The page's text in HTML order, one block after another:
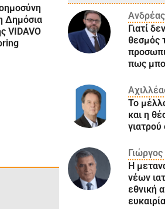
Δημόσια
VIDAVO
Γιατί
θεσμός
πως
Το
και η
Η
νέων
εθνική
ευκαιρία